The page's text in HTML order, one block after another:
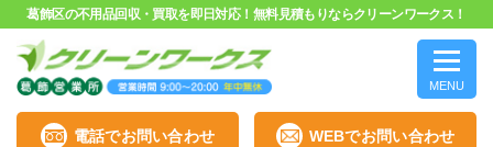
葛飾区の不用品回収・買取を即日対応！無料見積もりならクリーンワークス！
MENU
電話でお問い合わせ WEBでお問い合わせ